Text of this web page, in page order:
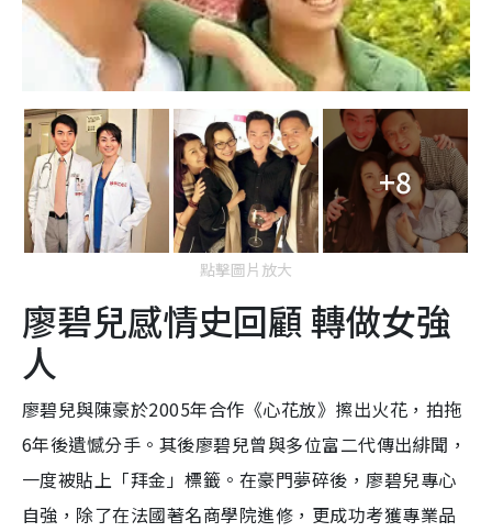
+8
點擊圖片放大
廖碧兒感情史回顧 轉做女強
人
廖碧兒與陳豪於2005年合作《心花放》擦出火花，拍拖
6年後遺憾分手。其後廖碧兒曾與多位富二代傳出緋聞，
一度被貼上「拜金」標籤。在豪門夢碎後，廖碧兒專心
自強，除了在法國著名商學院進修，更成功考獲專業品